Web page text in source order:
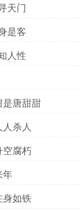
天门
是客
人性
唐甜甜
杀人
空腐朽
年
身如铁